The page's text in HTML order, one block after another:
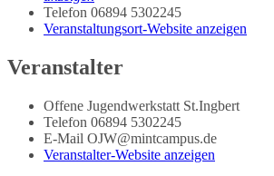
Telefon 06894 5302245
Veranstaltungsort-Website anzeigen
Veranstalter
Offene Jugendwerkstatt St.Ingbert
Telefon 06894 5302245
E-Mail OJW@mintcampus.de
Veranstalter-Website anzeigen